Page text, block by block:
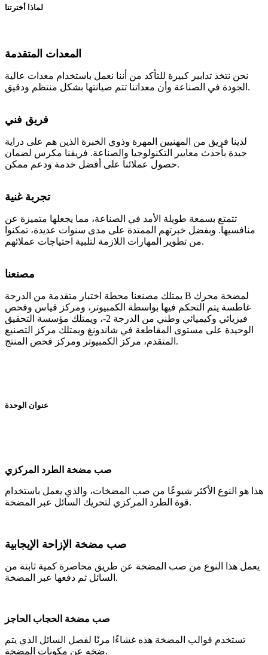
لماذا أخترتنا
المعدات المتقدمة
نحن نتخذ تدابير كبيرة للتأكد من أننا نعمل باستخدام معدات عالية
الجودة في الصناعة وأن معداتنا تتم صيانتها بشكل منتظم ودقيق.
فريق فني
لدينا فريق من المهنيين المهرة وذوي الخبرة الذين هم على دراية
جيدة بأحدث معايير التكنولوجيا والصناعة. فريقنا مكرس لضمان
حصول عملائنا على أفضل خدمة ودعم ممكن.
تجربة غنية
تتمتع بسمعة طويلة الأمد في الصناعة، مما يجعلها متميزة عن
منافسيها. وبفضل خبرتهم الممتدة على مدى سنوات عديدة، تمكنوا
من تطوير المهارات اللازمة لتلبية احتياجات عملائهم.
مصنعنا
يمتلك مصنعنا محطة اختبار متقدمة من الدرجة B لمضخة محرك
غاطسة يتم التحكم فيها بواسطة الكمبيوتر، ومركز قياس وفحص
فيزيائي وكيميائي وطني من الدرجة 2-، ويمتلك مؤسسة التحقيق
الوحيدة على مستوى المقاطعة في شاندونغ ويمتلك مركز التصنيع
المتقدم، مركز الكمبيوتر ومركز فحص المنتج.
عنوان الوحدة
صب مضخة الطرد المركزي
هذا هو النوع الأكثر شيوعًا من صب المضخات، والذي يعمل باستخدام
قوة الطرد المركزي لتحريك السائل عبر المضخة.
صب مضخة الإزاحة الإيجابية
يعمل هذا النوع من صب المضخة عن طريق محاصرة كمية ثابتة من
السائل ثم دفعها عبر المضخة.
صب مضخة الحجاب الحاجز
تستخدم قوالب المضخة هذه غشاءًا مرنًا لفصل السائل الذي يتم
ضخه عن مكونات المضخة.